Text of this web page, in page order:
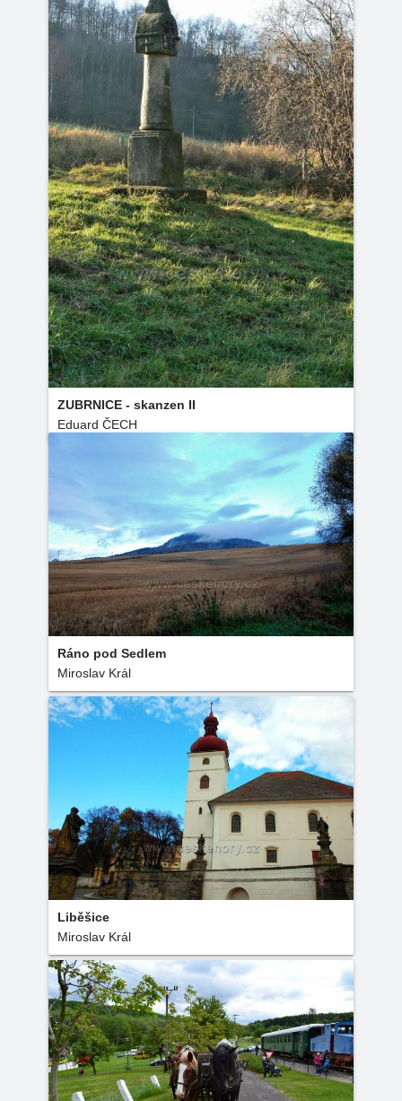
ZUBRNICE - skanzen II
Eduard ČECH
Ráno pod Sedlem
Miroslav Král
Liběšice
Miroslav Král